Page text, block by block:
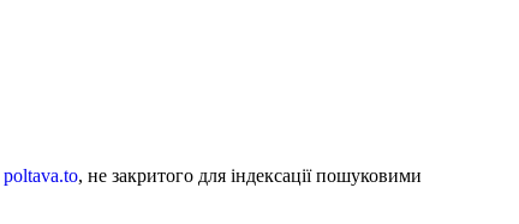
poltava.to, не закритого для індексації пошуковими